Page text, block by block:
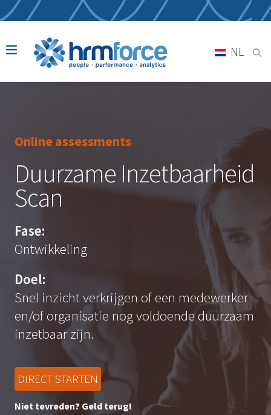
NL
Online assessments
Duurzame Inzetbaarheid
Scan
Fase:
Ontwikkeling
Doel:
Snel inzicht verkrijgen of een medewerker
en/of organisatie nog voldoende duurzaam
inzetbaar zijn.
DIRECT STARTEN
Niet tevreden? Geld terug!